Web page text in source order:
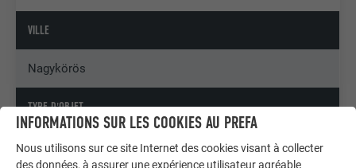
VILLE
Nagykörös
TYPE D'OBJET
Bâtiment de l'entreprise, Bâtiments publics & autres
installations
INFORMATIONS SUR LES COOKIES AU PREFA
Nous utilisons sur ce site Internet des cookies visant à collecter
des données, à assurer une expérience utilisateur agréable